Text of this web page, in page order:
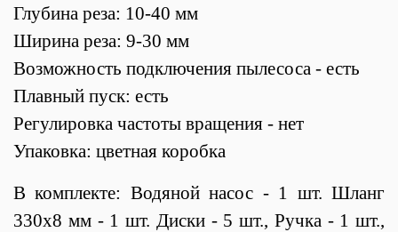
Глубина реза: 10-40 мм
Ширина реза: 9-30 мм
Возможность подключения пылесоса - есть
Плавный пуск: есть
Регулировка частоты вращения - нет
Упаковка: цветная коробка
В комплекте: Водяной насос - 1 шт. Шланг
330x8 мм - 1 шт. Диски - 5 шт., Ручка - 1 шт.,